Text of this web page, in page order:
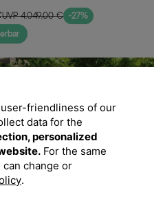
8 Stapelsessel, 2 Klappstühle,
UVP 4.049,00 € -27%
friendliness of our
data for the
personalized
For the same
change or
.